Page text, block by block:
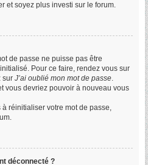
et soyez plus investi sur le forum.
de passe ne puisse pas être
Pour ce faire, rendez vous sur
sur J’ai oublié mon mot de passe.
vous devriez pouvoir à nouveau vous
réinitialiser votre mot de passe,
déconnecté ?